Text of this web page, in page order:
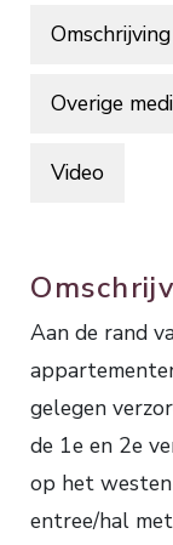
Omschrijving
Overige
Video
Aan de rand
gelegen
de 1e en 2e
op het
entree/hal